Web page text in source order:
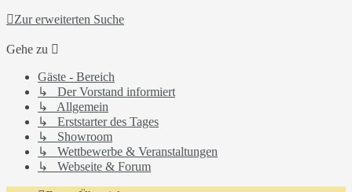
Zur erweiterten Suche
Gehe zu
Gäste - Bereich
↳ Der Vorstand informiert
↳ Allgemein
↳ Erststarter des Tages
↳ Showroom
↳ Wettbewerbe & Veranstaltungen
↳ Webseite & Forum